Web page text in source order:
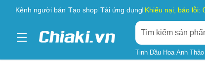
Kênh người bán Tạo shop Tải ứng dụng Khiếu nại, báo lỗi:
Tinh Dầu Hoa Anh